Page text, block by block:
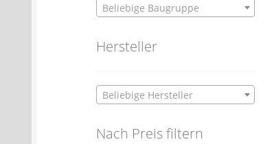
Beliebige Baugruppe
Hersteller
Beliebige Hersteller
Nach Preis filtern